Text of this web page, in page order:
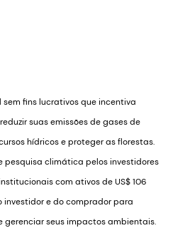
fins lucrativos que incentiva
suas emissões de gases de
hídricos e proteger as florestas.
pesquisa climática pelos investidores
com ativos de US$ 106
investidor e do comprador para
gerenciar seus impactos ambientais.